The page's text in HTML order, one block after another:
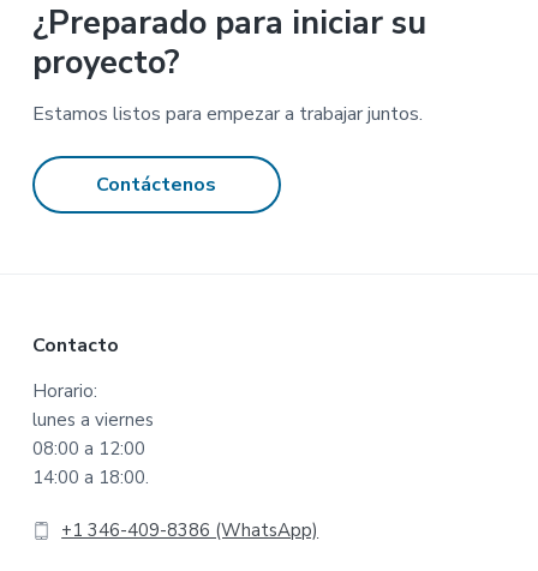
¿Preparado para iniciar su
proyecto?
Estamos listos para empezar a trabajar juntos.
Contáctenos
Footer
Contacto
Horario:
lunes a viernes
08:00 a 12:00
14:00 a 18:00.
+1 346-409-8386 (WhatsApp)